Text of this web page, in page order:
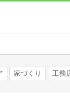
家づくり 工務